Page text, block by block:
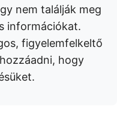
nem találják meg
információkat.
figyelemfelkeltő
hogy